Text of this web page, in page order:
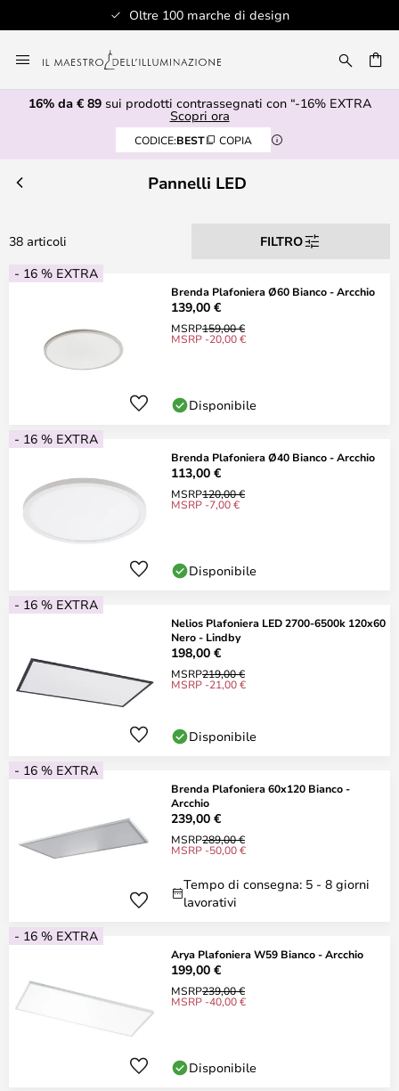
Oltre 100 marche di design
al
contenuto
16% da € 89sui prodotti contrassegnati con “-16% EXTRA
Scopri ora
CODICE:BEST COPIA
Pannelli LED
38 articoli
FILTRO
- 16 % EXTRA
Brenda Plafoniera Ø60 Bianco - Arcchio
139,00 €
MSRP159,00 €
MSRP -20,00 €
Disponibile
- 16 % EXTRA
Brenda Plafoniera Ø40 Bianco - Arcchio
113,00 €
MSRP120,00 €
MSRP -7,00 €
Disponibile
- 16 % EXTRA
Nelios Plafoniera LED 2700-6500k 120x60
Nero - Lindby
198,00 €
MSRP219,00 €
MSRP -21,00 €
Disponibile
- 16 % EXTRA
Brenda Plafoniera 60x120 Bianco -
Arcchio
239,00 €
MSRP289,00 €
MSRP -50,00 €
Tempo di consegna: 5 - 8 giorni
lavorativi
- 16 % EXTRA
Arya Plafoniera W59 Bianco - Arcchio
199,00 €
MSRP239,00 €
MSRP -40,00 €
Disponibile